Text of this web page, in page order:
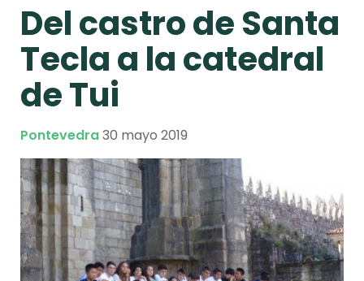
Del castro de Santa
Tecla a la catedral
de Tui
Pontevedra30 mayo 2019